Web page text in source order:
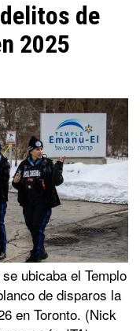
de
2025
ubicaba el Templo
de disparos la
en Toronto. (Nick